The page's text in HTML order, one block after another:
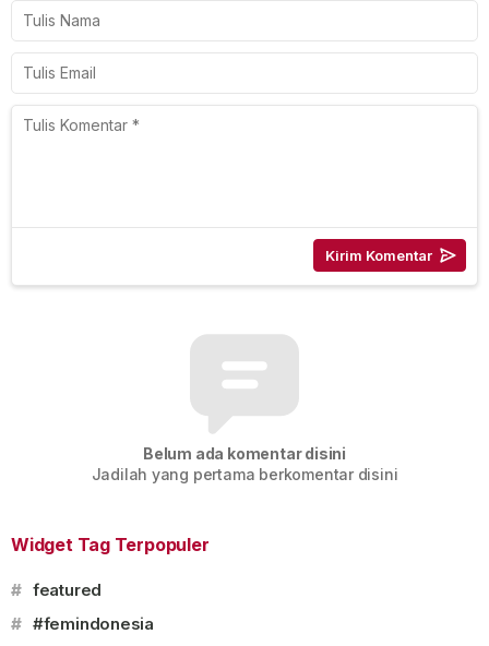
Belum ada komentar disini
Jadilah yang pertama berkomentar disini
Widget Tag Terpopuler
# featured
# #femindonesia